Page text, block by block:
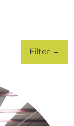
Filter
Technisch